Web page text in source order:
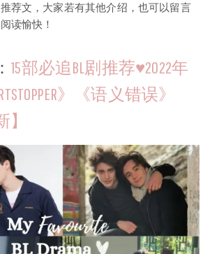
荐文，大家若有其他介绍，也可以留言
读愉快！
15部必追BL剧推荐♥2022年
》《语义错误》
】